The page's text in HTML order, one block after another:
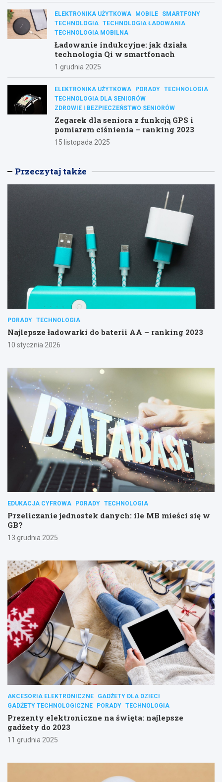
ELEKTRONIKA UŻYTKOWA MOBILE
SMARTFONY
TECHNOLOGIA TECHNOLOGIA ŁADOWANIA
TECHNOLOGIA MOBILNA
Ładowanie indukcyjne: jak działa
technologia Qi w smartfonach
1 grudnia 2025
ELEKTRONIKA UŻYTKOWA PORADY TECHNOLOGIA
TECHNOLOGIA DLA SENIORÓW
ZDROWIE I BEZPIECZEŃSTWO SENIORÓW
Zegarek dla seniora z funkcją GPS i
pomiarem ciśnienia – ranking 2023
15 listopada 2025
Przeczytaj także
PORADY TECHNOLOGIA
Najlepsze ładowarki do baterii AA – ranking 2023
10 stycznia 2026
EDUKACJA CYFROWA PORADY TECHNOLOGIA
Przeliczanie jednostek danych: ile MB mieści się w
GB?
13 grudnia 2025
AKCESORIA ELEKTRONICZNE
GADŻETY DLA DZIECI
GADŻETY TECHNOLOGICZNE
PORADY TECHNOLOGIA
Prezenty elektroniczne na święta: najlepsze
gadżety do 2023
11 grudnia 2025